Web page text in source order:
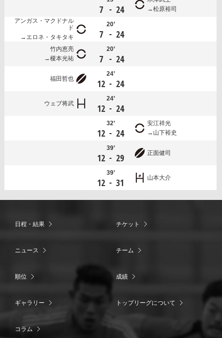
7 - 24
松原裕司
アンガス・マクドナル
ド
エロネ・タキタキ
20’
7 - 24
竹内恵亮
榎本光祐
20’
7 - 24
福田哲也
24’
12 - 24
ウェブ将武
24’
12 - 24
32’
12 - 24
安江祥光
山下裕史
39’
12 - 29 正面健司
39’
12 - 31 山本大介
日程・結果 チケット
ニュース チーム
順位 成績
ギャラリー トップリーグについて
コラム